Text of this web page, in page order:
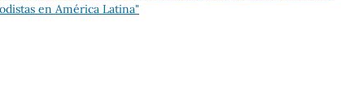
en América Latina"